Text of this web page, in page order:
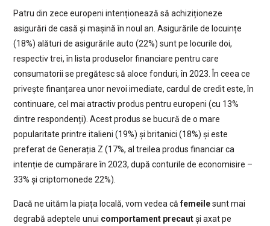
Patru din zece europeni intenționează să achiziționeze
asigurări de casă și mașină în noul an. Asigurările de locuințe
(18%) alături de asigurările auto (22%) sunt pe locurile doi,
respectiv trei, în lista produselor financiare pentru care
consumatorii se pregătesc să aloce fonduri, în 2023. În ceea ce
privește finanțarea unor nevoi imediate, cardul de credit este, în
continuare, cel mai atractiv produs pentru europeni (cu 13%
dintre respondenți). Acest produs se bucură de o mare
popularitate printre italieni (19%) și britanici (18%) și este
preferat de Generația Z (17%, al treilea produs financiar ca
intenție de cumpărare în 2023, după conturile de economisire –
33% și criptomonede 22%).
Dacă ne uităm la piața locală, vom vedea căfemeilesunt mai
degrabă adeptele unui comportament precautși axat pe